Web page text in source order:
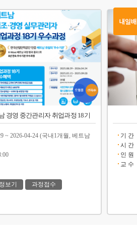
경영 중간관리자 취업과정 18기
~ 2026-04-24 (국내1개월, 베트남
보기 과정접수
기 간
시 간
인 원
교 수